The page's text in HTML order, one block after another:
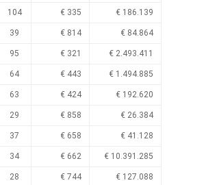
104 € 335 € 186.139
39 € 814 € 84.864
95 € 321 € 2.493.411
64 € 443 € 1.494.885
63 € 424 € 192.620
29 € 858 € 26.384
37 € 658 € 41.128
34 € 662 € 10.391.285
28 € 744 € 127.088